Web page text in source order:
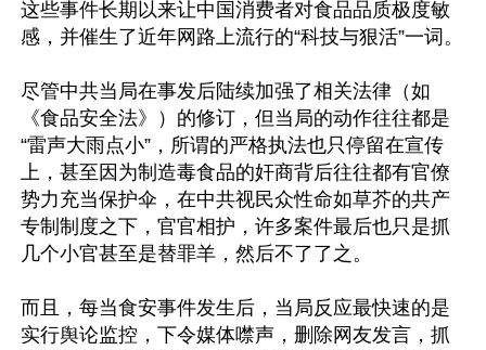
这些事件长期以来让中国消费者对食品品质极度敏
感，并催生了近年网路上流行的“科技与狠活”一词。
尽管中共当局在事发后陆续加强了相关法律（如
《食品安全法》）的修订，但当局的动作往往都是
“雷声大雨点小”，所谓的严格执法也只停留在宣传
上，甚至因为制造毒食品的奸商背后往往都有官僚
势力充当保护伞，在中共视民众性命如草芥的共产
专制制度之下，官官相护，许多案件最后也只是抓
几个小官甚至是替罪羊，然后不了了之。
而且，每当食安事件发生后，当局反应最快速的是
实行舆论监控，下令媒体噤声，删除网友发言，抓